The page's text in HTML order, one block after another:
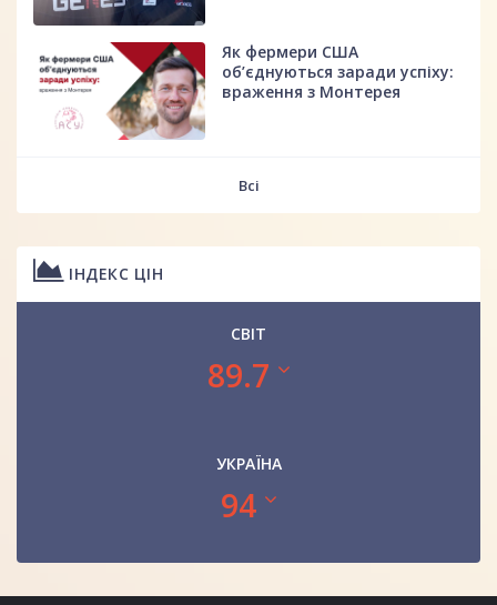
Як фермери США
об’єднуються заради успіху:
враження з Монтерея
Всі
ІНДЕКС ЦІН
СВІТ
89.7
УКРАЇНА
94